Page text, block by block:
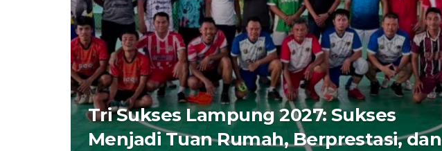
Tri Sukses Lampung 2027: Sukses
Menjadi Tuan Rumah, Berprestasi, dan